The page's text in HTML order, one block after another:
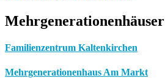
Mehrgenerationenhäuser
Familienzentrum Kaltenkirchen
Mehrgenerationenhaus Am Markt